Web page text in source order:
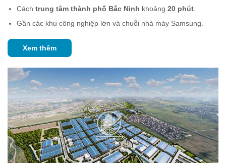
Cáchtrung tâm thành phố Bắc Ninh khoảng20 phút.
Gần các khu công nghiệp lớn và chuỗi nhà máy Samsung.
Xem thêm